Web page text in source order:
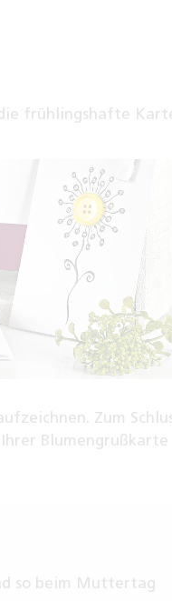
frühlingshafte
Zum
Blumengrußkarte
so beim Muttertag